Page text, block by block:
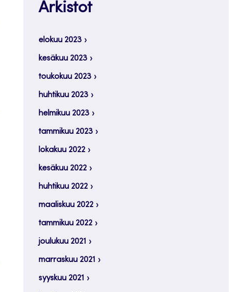
Arkistot
elokuu 2023
kesäkuu 2023
toukokuu 2023
huhtikuu 2023
helmikuu 2023
tammikuu 2023
lokakuu 2022
kesäkuu 2022
huhtikuu 2022
maaliskuu 2022
tammikuu 2022
joulukuu 2021
marraskuu 2021
syyskuu 2021